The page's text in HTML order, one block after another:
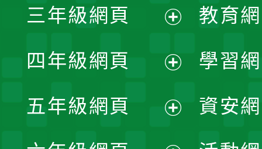
選
單
開
選
單
三年級網頁
開
選
單
四年級網頁
開
五年級網頁
教育
學習
資安